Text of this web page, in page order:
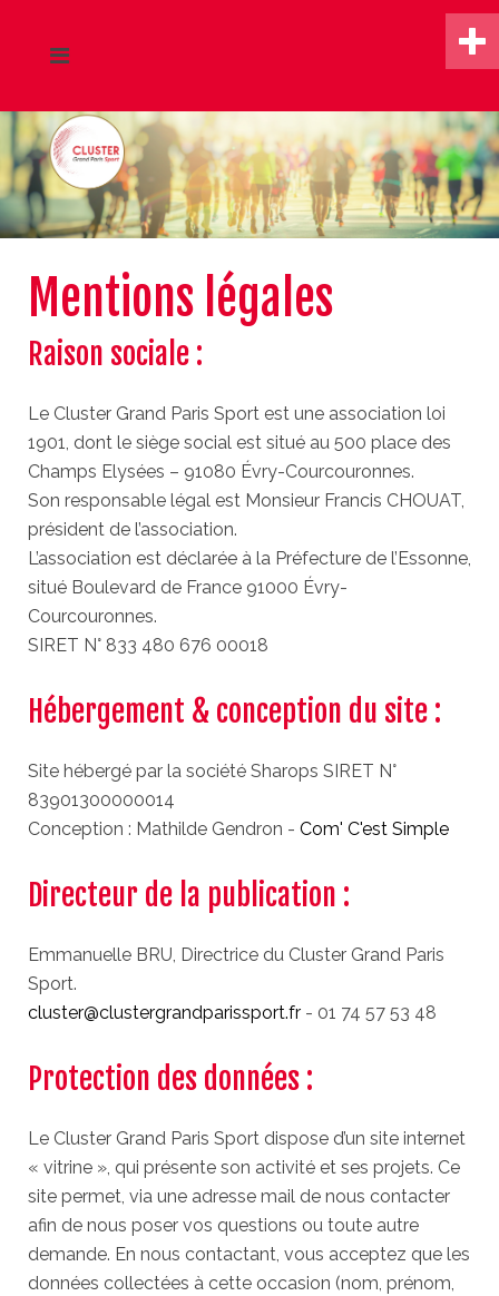
Mentions légales
Raison sociale :
Le Cluster Grand Paris Sport est une association loi
1901, dont le siège social est situé au 500 place des
Champs Elysées – 91080 Évry-Courcouronnes.
Son responsable légal est Monsieur Francis CHOUAT,
président de l’association.
L’association est déclarée à la Préfecture de l’Essonne,
situé Boulevard de France 91000 Évry-
Courcouronnes.
SIRET N° 833 480 676 00018
Hébergement & conception du site :
Site hébergé par la société Sharops SIRET N°
83901300000014
Conception : Mathilde Gendron - Com' C'est Simple
Directeur de la publication :
Emmanuelle BRU, Directrice du Cluster Grand Paris
Sport.
cluster@clustergrandparissport.fr - 01 74 57 53 48
Protection des données :
Le Cluster Grand Paris Sport dispose d’un site internet
« vitrine », qui présente son activité et ses projets. Ce
site permet, via une adresse mail de nous contacter
afin de nous poser vos questions ou toute autre
demande. En nous contactant, vous acceptez que les
données collectées à cette occasion (nom, prénom,